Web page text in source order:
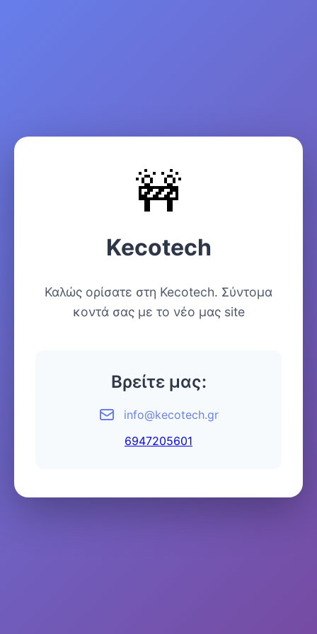
🚧
Kecotech
Καλώς ορίσατε στη Kecotech. Σύντομα
κοντά σας με το νέο μας site
Βρείτε μας:
info@kecotech.gr
6947205601